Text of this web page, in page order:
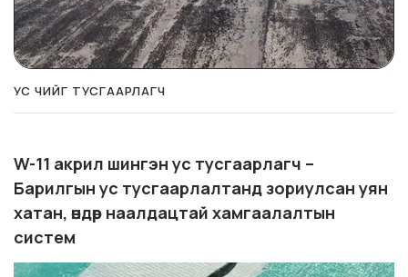
УС ЧИЙГ ТУСГААРЛАГЧ
W-11 акрил шингэн ус тусгаарлагч –
Барилгын ус тусгаарлалтанд зориулсан уян
хатан, өндөр наалдацтай хамгаалалтын
систем